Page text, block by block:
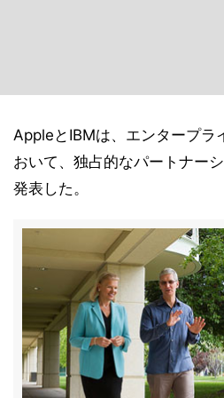
AppleとIBMは、エンタープラ
おいて、独占的なパートナー
発表した。